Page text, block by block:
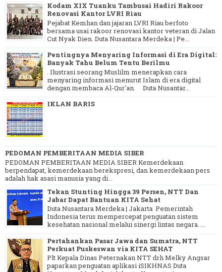
Kodam XIX Tuanku Tambusai Hadiri Rakoor
Renovasi Kantor LVRI Riau
Pejabat Kemhan dan jajaran LVRI Riau berfoto
bersama usai rakoor renovasi kantor veteran di Jalan
Cut Nyak Dien. Duta Nusantara Merdeka | Pe...
Pentingnya Menyaring Informasi di Era Digital:
Banyak Tahu Belum Tentu Berilmu
. Ilustrasi seorang Muslilm menerapkan cara
menyaring informasi menurut Islam di era digital
dengan membaca Al-Qur'an. Duta Nusantar...
IKLAN BARIS
PEDOMAN PEMBERITAAN MEDIA SIBER
PEDOMAN PEMBERITAAN MEDIA SIBER Kemerdekaan
berpendapat, kemerdekaan berekspresi, dan kemerdekaan pers
adalah hak asasi manusia yang di...
Tekan Stunting Hingga 39 Persen, NTT Dan
Jabar Dapat Bantuan KITA Sehat
Duta Nusantara Merdeka | Jakarta Pemerintah
Indonesia terus mempercepat penguatan sistem
kesehatan nasional melalui sinergi lintas negara. ...
Pertahankan Pasar Jawa dan Sumatra, NTT
Perkuat Puskeswan via KITA SEHAT
Plt Kepala Dinas Peternakan NTT drh Melky Angsar
paparkan penguatan aplikasi iSIKHNAS Duta